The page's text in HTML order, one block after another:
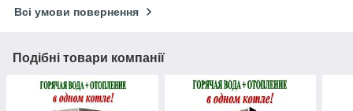
Всі умови повернення
Подібні товари компанії